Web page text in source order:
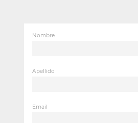
Nombre
Apellido
Email